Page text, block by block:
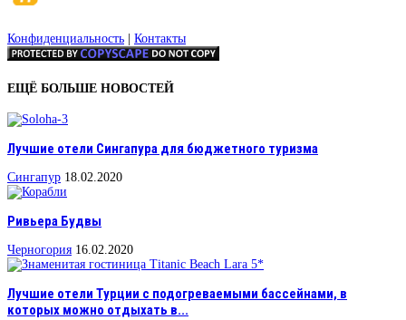
Конфиденциальность Контакты
ЕЩЁ БОЛЬШЕ НОВОСТЕЙ
Лучшие отели Сингапура для бюджетного туризма
Сингапур 18.02.2020
Ривьера Будвы
Черногория 16.02.2020
Лучшие отели Турции с подогреваемыми бассейнами, в
которых можно отдыхать в...